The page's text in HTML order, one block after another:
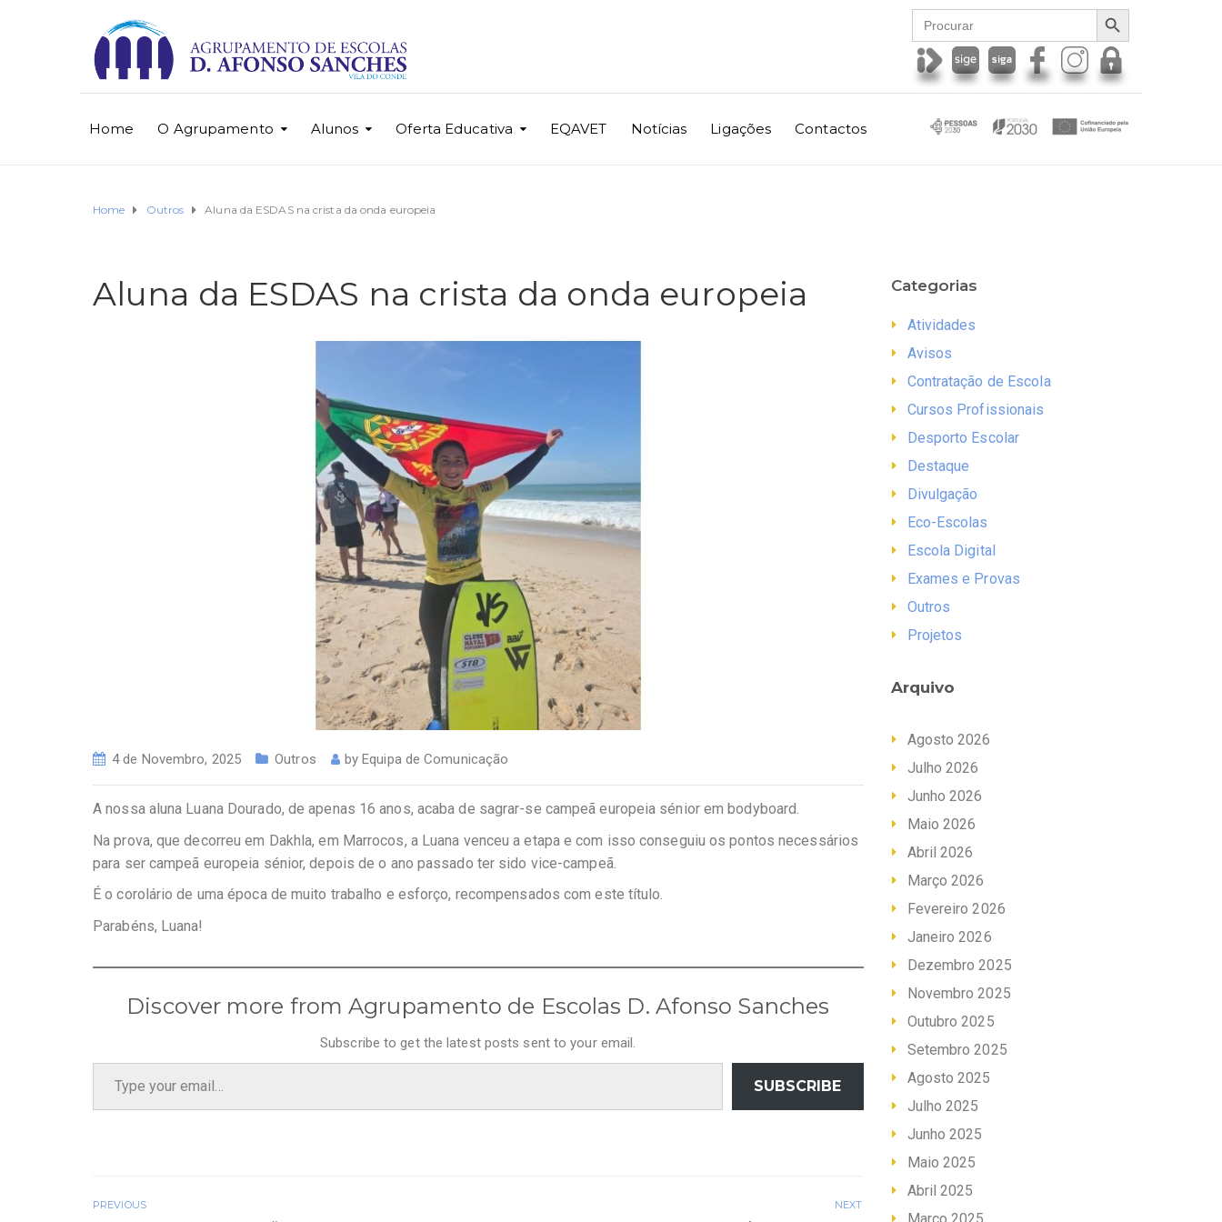
Search
for:
SEARCH BUTTON
Home O Agrupamento Alunos Oferta Educativa EQAVET Notícias Ligações Contactos
Home Outros Aluna da ESDAS na crista da onda europeia
Aluna da ESDAS na crista da onda europeia
4 de Novembro, 2025 Outros byEquipa de Comunicação
A nossa aluna Luana Dourado, de apenas 16 anos, acaba de sagrar-se campeã europeia sénior em bodyboard.
Na prova, que decorreu em Dakhla, em Marrocos, a Luana venceu a etapa e com isso conseguiu os pontos necessários
para ser campeã europeia sénior, depois de o ano passado ter sido vice-campeã.
É o corolário de uma época de muito trabalho e esforço, recompensados com este título.
Parabéns, Luana!
Discover more from Agrupamento de Escolas D. Afonso Sanches
Subscribe to get the latest posts sent to your email.
Type your email…
SUBSCRIBE
PREVIOUS NEXT
Categorias
Atividades
Avisos
Contratação de Escola
Cursos Profissionais
Desporto Escolar
Destaque
Divulgação
Eco-Escolas
Escola Digital
Exames e Provas
Outros
Projetos
Arquivo
Agosto 2026
Julho 2026
Junho 2026
Maio 2026
Abril 2026
Março 2026
Fevereiro 2026
Janeiro 2026
Dezembro 2025
Novembro 2025
Outubro 2025
Setembro 2025
Agosto 2025
Julho 2025
Junho 2025
Maio 2025
Abril 2025